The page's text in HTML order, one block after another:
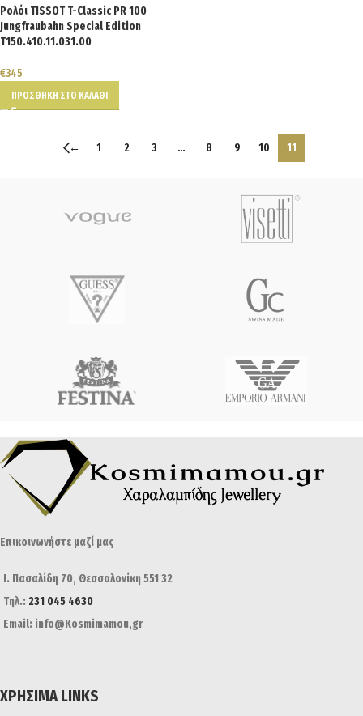
Ρολόι TISSOT T-Classic PR 100
Jungfraubahn Special Edition
T150.410.11.031.00
€345
ΠΡΟΣΘΉΚΗ ΣΤΟ ΚΑΛΆΘΙ
← 1 2 3 … 8 9 10 11
Επικοινωνήστε μαζί μας
Ι. Πασαλίδη 70, Θεσσαλονίκη 551 32
Τηλ.: 231 045 4630
Email: info@Kosmimamou,gr
ΧΡΉΣΙΜΑ LINKS